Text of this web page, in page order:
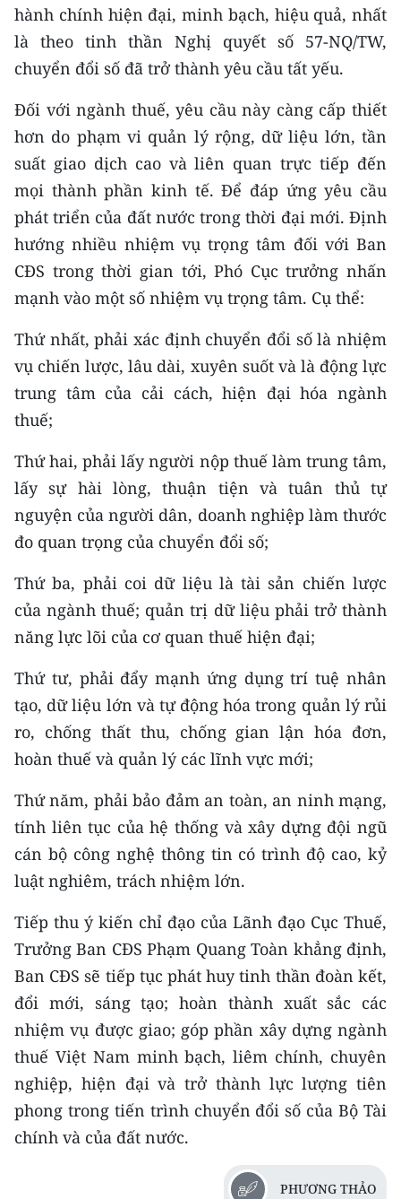
ENGLISH
中文
FRANÇAIS
РУССКИЙ
ESPAÑOL
한국어
hành chính hiện đại, minh bạch, hiệu quả, nhất
là theo tinh thần Nghị quyết số 57-NQ/TW,
chuyển đổi số đã trở thành yêu cầu tất yếu.
Đối với ngành thuế, yêu cầu này càng cấp thiết
hơn do phạm vi quản lý rộng, dữ liệu lớn, tần
suất giao dịch cao và liên quan trực tiếp đến
mọi thành phần kinh tế. Để đáp ứng yêu cầu
phát triển của đất nước trong thời đại mới. Định
hướng nhiều nhiệm vụ trọng tâm đối với Ban
CĐS trong thời gian tới, Phó Cục trưởng nhấn
mạnh vào một số nhiệm vụ trọng tâm. Cụ thể:
Thứ nhất, phải xác định chuyển đổi số là nhiệm
vụ chiến lược, lâu dài, xuyên suốt và là động lực
trung tâm của cải cách, hiện đại hóa ngành
thuế;
Thứ hai, phải lấy người nộp thuế làm trung tâm,
lấy sự hài lòng, thuận tiện và tuân thủ tự
nguyện của người dân, doanh nghiệp làm thước
đo quan trọng của chuyển đổi số;
Thứ ba, phải coi dữ liệu là tài sản chiến lược
của ngành thuế; quản trị dữ liệu phải trở thành
năng lực lõi của cơ quan thuế hiện đại;
Thứ tư, phải đẩy mạnh ứng dụng trí tuệ nhân
tạo, dữ liệu lớn và tự động hóa trong quản lý rủi
ro, chống thất thu, chống gian lận hóa đơn,
hoàn thuế và quản lý các lĩnh vực mới;
Thứ năm, phải bảo đảm an toàn, an ninh mạng,
tính liên tục của hệ thống và xây dựng đội ngũ
cán bộ công nghệ thông tin có trình độ cao, kỷ
luật nghiêm, trách nhiệm lớn.
Tiếp thu ý kiến chỉ đạo của Lãnh đạo Cục Thuế,
Trưởng Ban CĐS Phạm Quang Toàn khẳng định,
Ban CĐS sẽ tiếp tục phát huy tinh thần đoàn kết,
đổi mới, sáng tạo; hoàn thành xuất sắc các
nhiệm vụ được giao; góp phần xây dựng ngành
thuế Việt Nam minh bạch, liêm chính, chuyên
nghiệp, hiện đại và trở thành lực lượng tiên
phong trong tiến trình chuyển đổi số của Bộ Tài
chính và của đất nước.
PHƯƠNG THẢO